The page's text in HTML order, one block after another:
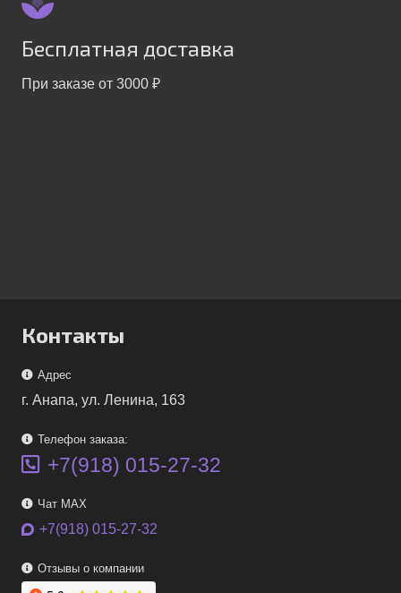
Бесплатная доставка
При заказе от 3000 ₽
Контакты
Адрес
г. Анапа, ул. Ленина, 163
Телефон заказа:
+7(918) 015-27-32
Чат MAX
+7(918) 015-27-32
Отзывы о компании